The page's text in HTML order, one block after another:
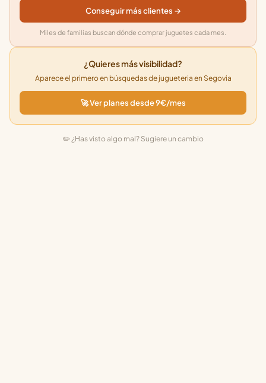
Conseguir más clientes →
Miles de familias buscan dónde comprar juguetes cada mes.
¿Quieres más visibilidad?
Aparece el primero en búsquedas de jugueteria en Segovia
🚀 Ver planes desde 9€/mes
✏️ ¿Has visto algo mal? Sugiere un cambio